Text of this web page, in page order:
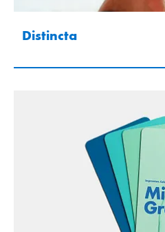
Distincta